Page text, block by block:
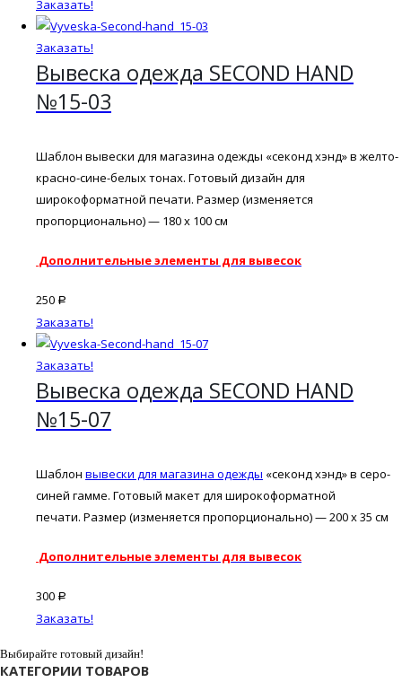
Заказать!
Заказать!
Вывеска одежда SECOND HAND
№15-03
Шаблон вывески для магазина одежды «секонд хэнд» в желто-
красно-сине-белых тонах. Готовый дизайн для
широкоформатной печати. Размер (изменяется
пропорционально) — 180 х 100 см
Дополнительные элементы для вывесок
250 Р
Заказать!
Заказать!
Вывеска одежда SECOND HAND
№15-07
Шаблон вывески для магазина одежды «секонд хэнд» в серо-
синей гамме. Готовый макет для широкоформатной
печати. Размер (изменяется пропорционально) — 200 х 35 см
Дополнительные элементы для вывесок
300 Р
Заказать!
Выбирайте готовый дизайн!
КАТЕГОРИИ ТОВАРОВ